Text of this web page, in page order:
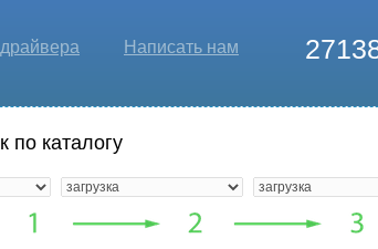
Написать нам
по каталогу